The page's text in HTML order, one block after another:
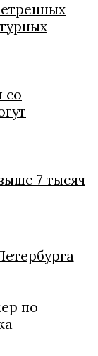
со
7 тысяч
по